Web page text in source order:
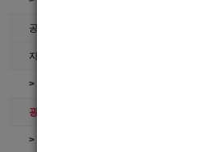
공지사항
자유게시판
> 호빠넷 이용문의
광고관리문의수정
> 호빠넷 자료